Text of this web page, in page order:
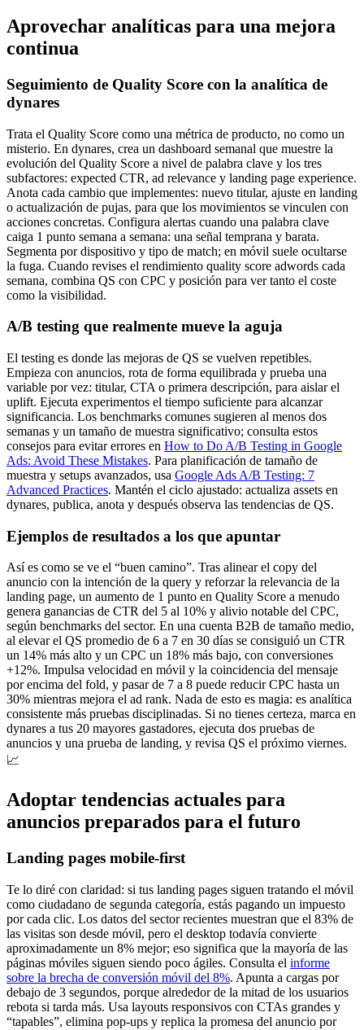
Aprovechar analíticas para una mejora
continua
Seguimiento de Quality Score con la analítica de
dynares
Trata el Quality Score como una métrica de producto, no como un
misterio. En dynares, crea un dashboard semanal que muestre la
evolución del Quality Score a nivel de palabra clave y los tres
subfactores: expected CTR, ad relevance y landing page experience.
Anota cada cambio que implementes: nuevo titular, ajuste en landing
o actualización de pujas, para que los movimientos se vinculen con
acciones concretas. Configura alertas cuando una palabra clave
caiga 1 punto semana a semana: una señal temprana y barata.
Segmenta por dispositivo y tipo de match; en móvil suele ocultarse
la fuga. Cuando revises el rendimiento quality score adwords cada
semana, combina QS con CPC y posición para ver tanto el coste
como la visibilidad.
A/B testing que realmente mueve la aguja
El testing es donde las mejoras de QS se vuelven repetibles.
Empieza con anuncios, rota de forma equilibrada y prueba una
variable por vez: titular, CTA o primera descripción, para aislar el
uplift. Ejecuta experimentos el tiempo suficiente para alcanzar
significancia. Los benchmarks comunes sugieren al menos dos
semanas y un tamaño de muestra significativo; consulta estos
consejos para evitar errores en How to Do A/B Testing in Google
Ads: Avoid These Mistakes. Para planificación de tamaño de
muestra y setups avanzados, usa Google Ads A/B Testing: 7
Advanced Practices. Mantén el ciclo ajustado: actualiza assets en
dynares, publica, anota y después observa las tendencias de QS.
Ejemplos de resultados a los que apuntar
Así es como se ve el “buen camino”. Tras alinear el copy del
anuncio con la intención de la query y reforzar la relevancia de la
landing page, un aumento de 1 punto en Quality Score a menudo
genera ganancias de CTR del 5 al 10% y alivio notable del CPC,
según benchmarks del sector. En una cuenta B2B de tamaño medio,
al elevar el QS promedio de 6 a 7 en 30 días se consiguió un CTR
un 14% más alto y un CPC un 18% más bajo, con conversiones
+12%. Impulsa velocidad en móvil y la coincidencia del mensaje
por encima del fold, y pasar de 7 a 8 puede reducir CPC hasta un
30% mientras mejora el ad rank. Nada de esto es magia: es analítica
consistente más pruebas disciplinadas. Si no tienes certeza, marca en
dynares a tus 20 mayores gastadores, ejecuta dos pruebas de
anuncios y una prueba de landing, y revisa QS el próximo viernes.
📈
Adoptar tendencias actuales para
anuncios preparados para el futuro
Landing pages mobile-first
Te lo diré con claridad: si tus landing pages siguen tratando el móvil
como ciudadano de segunda categoría, estás pagando un impuesto
por cada clic. Los datos del sector recientes muestran que el 83% de
las visitas son desde móvil, pero el desktop todavía convierte
aproximadamente un 8% mejor; eso significa que la mayoría de las
páginas móviles siguen siendo poco ágiles. Consulta el informe
sobre la brecha de conversión móvil del 8%. Apunta a cargas por
debajo de 3 segundos, porque alrededor de la mitad de los usuarios
rebota si tarda más. Usa layouts responsivos con CTAs grandes y
“tapables”, elimina pop-ups y replica la promesa del anuncio por